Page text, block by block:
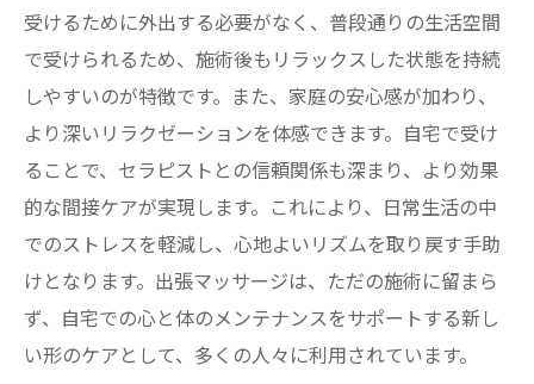
受けるために外出する必要がなく、普段通りの生活空間
で受けられるため、施術後もリラックスした状態を持続
しやすいのが特徴です。また、家庭の安心感が加わり、
より深いリラクゼーションを体感できます。自宅で受け
ることで、セラピストとの信頼関係も深まり、より効果
的な間接ケアが実現します。これにより、日常生活の中
でのストレスを軽減し、心地よいリズムを取り戻す手助
けとなります。出張マッサージは、ただの施術に留まら
ず、自宅での心と体のメンテナンスをサポートする新し
い形のケアとして、多くの人々に利用されています。